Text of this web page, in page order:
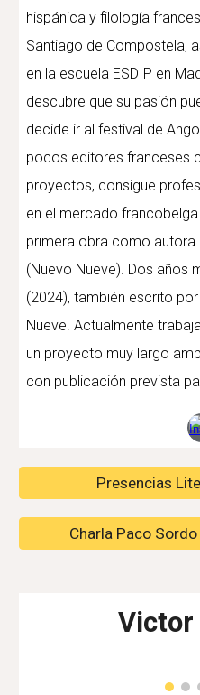
hispánica y filología
Santiago de Compostela,
en la escuela ESDIP en
descubre que su pasión
decide ir al festival de
pocos editores franceses
proyectos, consigue
en el mercado
primera obra como autora
(Nuevo Nueve). Dos años
(2024), también escrito
Nueve. Actualmente
un proyecto muy largo
con publicación prevista
Presencias
Charla Paco
Victor